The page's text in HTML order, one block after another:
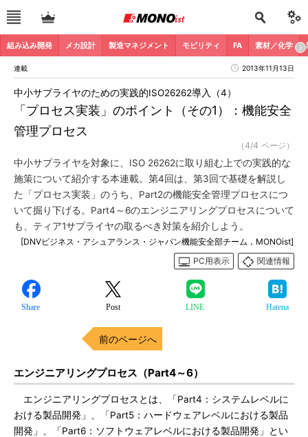
組み込み開発 メカ設計 製造マネジメント モビリティ FA 素材／化学
連載 2013年11月13日
「プロセス実装」のポイント（その1）：機能安全
管理プロセス
中小サプライヤのための実践的ISO26262導入（4）
（4/4 ページ）
中小サプライヤを対象に、ISO 26262に取り組む上での実践的な
施策について紹介する本連載。第4回は、第3回で基礎を解説し
た「プロセス実装」のうち、Part2の機能安全管理プロセスにつ
いて掘り下げる。Part4～6のエンジニアリングプロセスについて
も、ティア1サプライヤの取るべき対策を紹介しよう。
[DNVビジネス・アシュアランス・ジャパン機能安全部チーム，MONOist]
PC用表示
関連情報
Share Post LINE Hatena
前のページへ
エンジニアリングプロセス（Part4～6）
エンジニアリングプロセスとは、「Part4：システムレベルに
おける製品開発」、「Part5：ハードウェアレベルにおける製品
開発」、「Part6：ソフトウェアレベルにおける製品開発」とい